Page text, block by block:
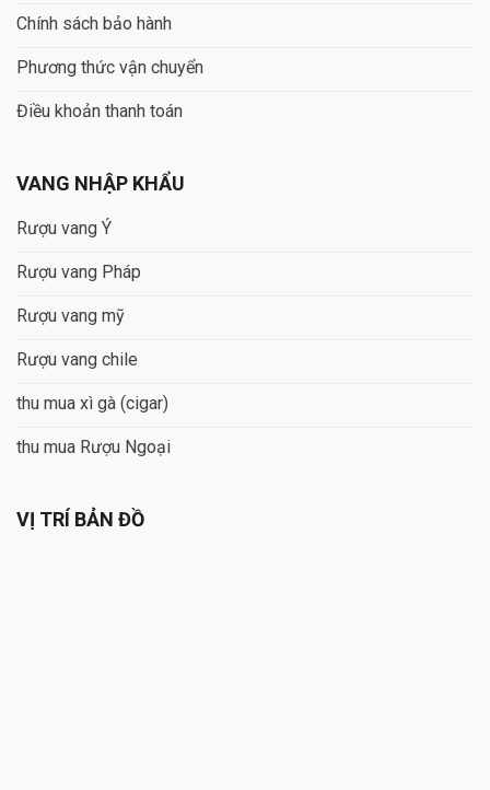
Chính sách bảo hành
Phương thức vận chuyển
Điều khoản thanh toán
VANG NHẬP KHẨU
Rượu vang Ý
Rượu vang Pháp
Rượu vang mỹ
Rượu vang chile
thu mua xì gà (cigar)
thu mua Rượu Ngoại
VỊ TRÍ BẢN ĐỒ